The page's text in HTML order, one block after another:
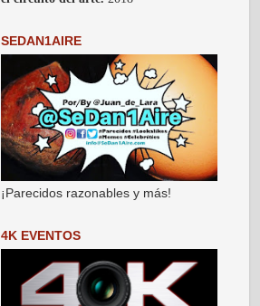
SEDAN1AIRE
¡Parecidos razonables y más!
4K EVENTOS